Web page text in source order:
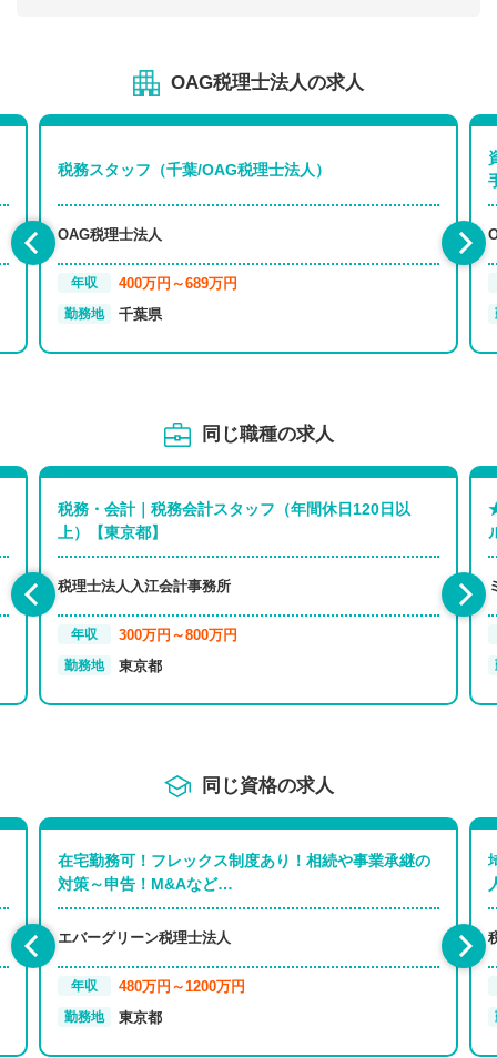
OAG税理士法人の求人
税務スタッフ（千葉/OAG税理士法人）
OAG税理士法人
年収 400万円～689万円
勤務地 千葉県
同じ職種の求人
税務・会計｜税務会計スタッフ（年間休日120日以
上）【東京都】
税理士法人入江会計事務所
年収 300万円～800万円
勤務地 東京都
同じ資格の求人
在宅勤務可！フレックス制度あり！相続や事業承継の
対策～申告！M&Aなど…
エバーグリーン税理士法人
年収 480万円～1200万円
勤務地 東京都